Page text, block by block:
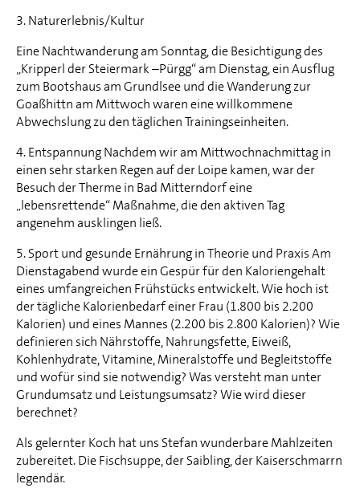
3. Naturerlebnis/Kultur
Eine Nachtwanderung am Sonntag, die Besichtigung des
„Kripperl der Steiermark –Pürgg“ am Dienstag, ein Ausflug
zum Bootshaus am Grundlsee und die Wanderung zur
Goaßhittn am Mittwoch waren eine willkommene
Abwechslung zu den täglichen Trainingseinheiten.
4. Entspannung Nachdem wir am Mittwochnachmittag in
einen sehr starken Regen auf der Loipe kamen, war der
Besuch der Therme in Bad Mitterndorf eine
„lebensrettende“ Maßnahme, die den aktiven Tag
angenehm ausklingen ließ.
5. Sport und gesunde Ernährung in Theorie und Praxis Am
Dienstagabend wurde ein Gespür für den Kaloriengehalt
eines umfangreichen Frühstücks entwickelt. Wie hoch ist
der tägliche Kalorienbedarf einer Frau (1.800 bis 2.200
Kalorien) und eines Mannes (2.200 bis 2.800 Kalorien)? Wie
definieren sich Nährstoffe, Nahrungsfette, Eiweiß,
Kohlenhydrate, Vitamine, Mineralstoffe und Begleitstoffe
und wofür sind sie notwendig? Was versteht man unter
Grundumsatz und Leistungsumsatz? Wie wird dieser
berechnet?
Als gelernter Koch hat uns Stefan wunderbare Mahlzeiten
zubereitet. Die Fischsuppe, der Saibling, der Kaiserschmarrn
legendär.